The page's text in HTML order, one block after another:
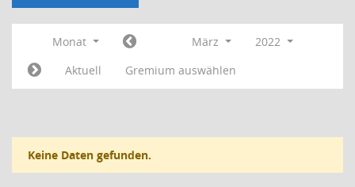
Monat März
2022
Aktuell
Gremium auswählen
Keine Daten gefunden.